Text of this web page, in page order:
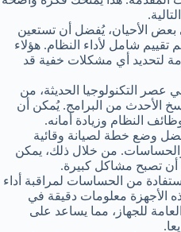
الأحيان، يُفضل أن تستعين
تقييم شامل لأداء النظام. هؤلاء
لتحديد أي مشكلات خفية قد
عصر التكنولوجيا الحديثة، من
الأحدث من البرامج. يُمكن أن
النظام وزيادة أمانه.
وضع خطة لصيانة وقائية
من خلال ذلك، يمكن
أن تصبح مشاكل كبيرة.
من الحساسات لمراقبة أداء
الأجهزة معلومات دقيقة في
للجهاز، مما يساعد على